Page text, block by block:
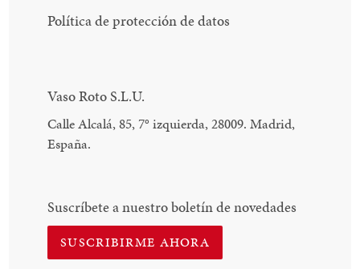
Política de protección de datos
Vaso Roto S.L.U.
Calle Alcalá, 85, 7° izquierda, 28009. Madrid,
España.
Suscríbete a nuestro boletín de novedades
SUSCRIBIRME AHORA